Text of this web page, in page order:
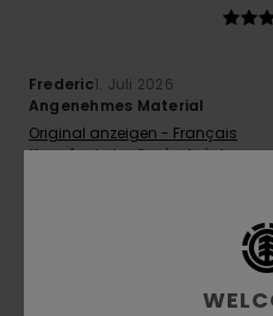
Frederic1. Juli 2026
Angenehmes Material
Original anzeigen - Français
Komfort: 4/5 Preis-
5